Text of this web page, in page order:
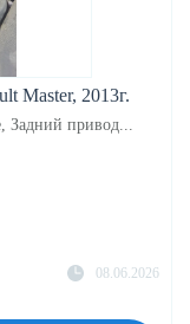
Master, 2013г.
Задний привод...
08.06.2026